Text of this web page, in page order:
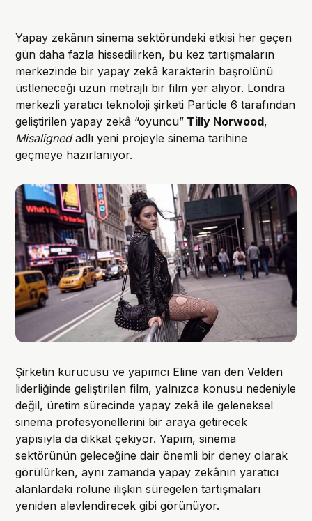
Yapay zekânın sinema sektöründeki etkisi her geçen
gün daha fazla hissedilirken, bu kez tartışmaların
merkezinde bir yapay zekâ karakterin başrolünü
üstleneceği uzun metrajlı bir film yer alıyor. Londra
merkezli yaratıcı teknoloji şirketi Particle 6 tarafından
geliştirilen yapay zekâ “oyuncu” Tilly Norwood,
Misalignedadlı yeni projeyle sinema tarihine
geçmeye hazırlanıyor.
Şirketin kurucusu ve yapımcı Eline van den Velden
liderliğinde geliştirilen film, yalnızca konusu nedeniyle
değil, üretim sürecinde yapay zekâ ile geleneksel
sinema profesyonellerini bir araya getirecek
yapısıyla da dikkat çekiyor. Yapım, sinema
sektörünün geleceğine dair önemli bir deney olarak
görülürken, aynı zamanda yapay zekânın yaratıcı
alanlardaki rolüne ilişkin süregelen tartışmaları
yeniden alevlendirecek gibi görünüyor.